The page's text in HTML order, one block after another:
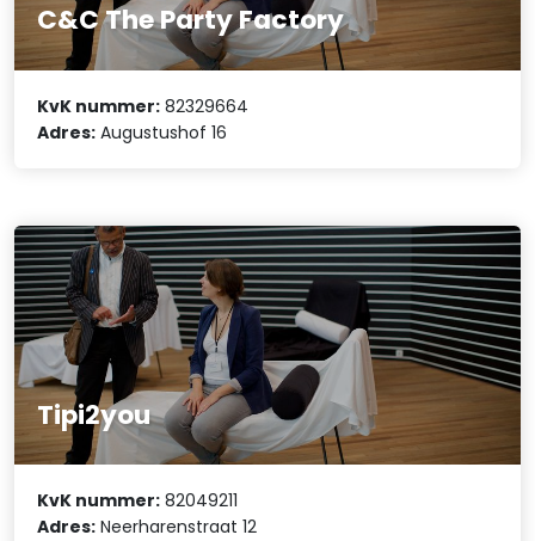
C&C The Party Factory
KvK nummer: 82329664
Adres: Augustushof 16
Tipi2you
KvK nummer: 82049211
Adres: Neerharenstraat 12